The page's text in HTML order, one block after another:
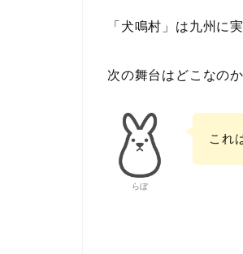
「犬鳴村」は九州に
次の舞台はどこなの
らぼ
これ